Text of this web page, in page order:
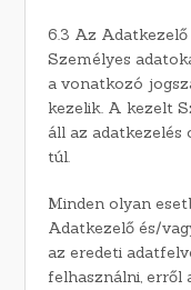
6.3 Az
Személyes
a vonatkozó
kezelik. A kezelt
áll az adatkezelés
túl.
Minden olyan
Adatkezelő és/
az eredeti
felhasználni, erről